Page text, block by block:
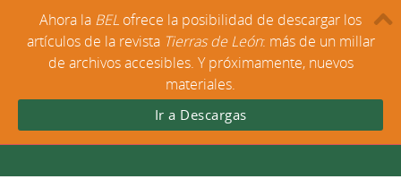
Ahora la BEL ofrece la posibilidad de descargar los
artículos de la revista Tierras de León: más de un millar
de archivos accesibles. Y próximamente, nuevos
materiales.
Ir a Descargas